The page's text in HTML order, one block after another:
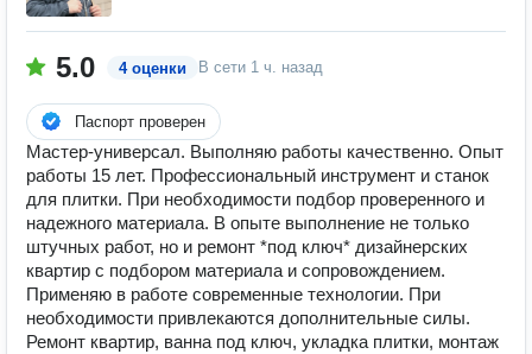
5.0 4 оценки В сети 1 ч. назад
Паспорт проверен
Мастер-универсал. Выполняю работы качественно. Опыт
работы 15 лет. Профессиональный инструмент и станок
для плитки. При необходимости подбор проверенного и
надежного материала. В опыте выполнение не только
штучных работ, но и ремонт *под ключ* дизайнерских
квартир с подбором материала и сопровождением.
Применяю в работе современные технологии. При
необходимости привлекаются дополнительные силы.
Ремонт квартир, ванна под ключ, укладка плитки, монтаж